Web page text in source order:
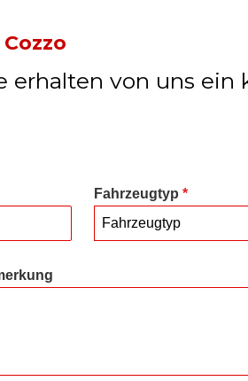
erhalten von uns ein
Fahrzeugtyp *
Fahrzeugtyp